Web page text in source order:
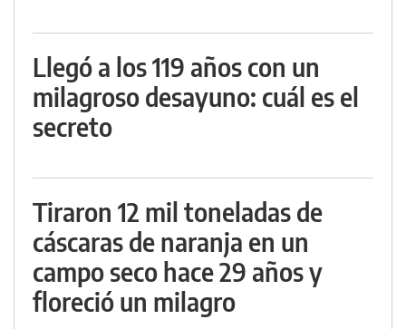
Llegó a los 119 años con un
milagroso desayuno: cuál es el
secreto
Tiraron 12 mil toneladas de
cáscaras de naranja en un
campo seco hace 29 años y
floreció un milagro